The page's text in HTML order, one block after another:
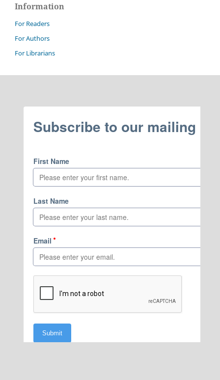
Information
For Readers
For Authors
For Librarians